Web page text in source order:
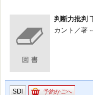
判断力批判
カント／著
SDI 予約かごへ